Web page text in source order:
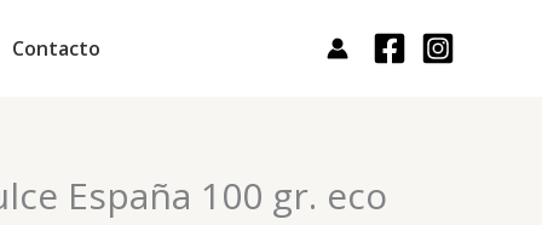
Contacto
España 100 gr. eco